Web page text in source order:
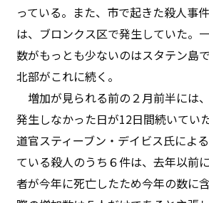
っている。また、市で起きた殺人事
は、ブロンクス区で発生していた。
数がもっとも少ないのはスタテン島
北部がこれに続く。
増加が見られる前の２月前半には
発生しなかった日が12日間続いてい
道官スティーブン・デイビス氏によ
ている殺人のうち６件は、去年以前
者が今年に死亡したため今年の数に